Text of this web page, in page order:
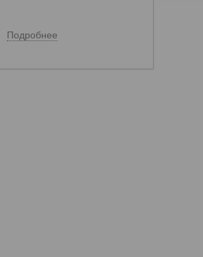
Подробнее